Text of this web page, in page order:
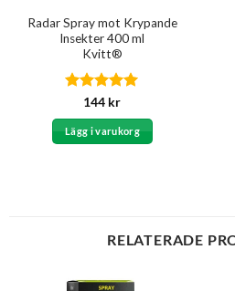
Radar Spray mot Krypande
Insekter 400 ml
Kvitt®
Betygsatt
av 5
144 kr
Lägg i varukorg
RELATERADE